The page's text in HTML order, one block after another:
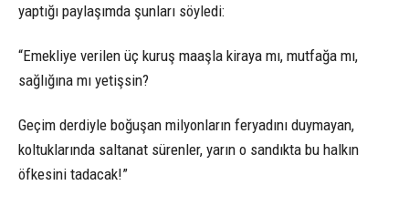
yaptığı paylaşımda şunları söyledi:
“Emekliye verilen üç kuruş maaşla kiraya mı, mutfağa mı,
sağlığına mı yetişsin?
Geçim derdiyle boğuşan milyonların feryadını duymayan,
koltuklarında saltanat sürenler, yarın o sandıkta bu halkın
öfkesini tadacak!”